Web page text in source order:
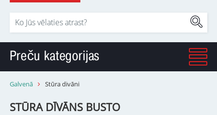
Preču kategorijas
Galvenā Stūra divāni
STŪRA DĪVĀNS BUSTO